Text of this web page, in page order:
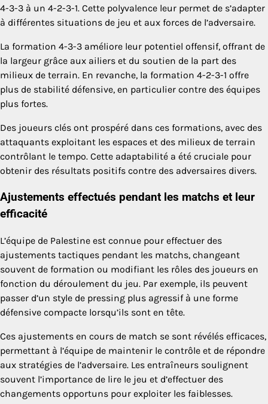
4-3-3 à un 4-2-3-1. Cette polyvalence leur permet de s’adapter
à différentes situations de jeu et aux forces de l’adversaire.
La formation 4-3-3 améliore leur potentiel offensif, offrant de
la largeur grâce aux ailiers et du soutien de la part des
milieux de terrain. En revanche, la formation 4-2-3-1 offre
plus de stabilité défensive, en particulier contre des équipes
plus fortes.
Des joueurs clés ont prospéré dans ces formations, avec des
attaquants exploitant les espaces et des milieux de terrain
contrôlant le tempo. Cette adaptabilité a été cruciale pour
obtenir des résultats positifs contre des adversaires divers.
Ajustements effectués pendant les matchs et leur
efficacité
L’équipe de Palestine est connue pour effectuer des
ajustements tactiques pendant les matchs, changeant
souvent de formation ou modifiant les rôles des joueurs en
fonction du déroulement du jeu. Par exemple, ils peuvent
passer d’un style de pressing plus agressif à une forme
défensive compacte lorsqu’ils sont en tête.
Ces ajustements en cours de match se sont révélés efficaces,
permettant à l’équipe de maintenir le contrôle et de répondre
aux stratégies de l’adversaire. Les entraîneurs soulignent
souvent l’importance de lire le jeu et d’effectuer des
changements opportuns pour exploiter les faiblesses.